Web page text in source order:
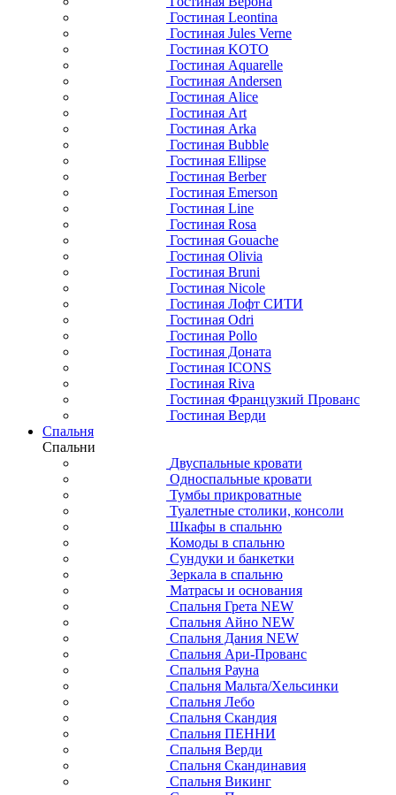
Гостиная Leontina
Гостиная Jules Verne
Гостиная KOTO
Гостиная Aquarelle
Гостиная Andersen
Гостиная Alice
Гостиная Art
Гостиная Arka
Гостиная Bubble
Гостиная Ellipse
Гостиная Berber
Гостиная Emerson
Гостиная Line
Гостиная Rosa
Гостиная Gouache
Гостиная Olivia
Гостиная Bruni
Гостиная Nicole
Гостиная Лофт СИТИ
Гостиная Odri
Гостиная Pollo
Гостиная Доната
Гостиная ICONS
Гостиная Riva
Гостиная Французкий Прованс
Гостиная Верди
Спальня
Спальни
Двуспальные кровати
Односпальные кровати
Тумбы прикроватные
Туалетные столики, консоли
Шкафы в спальню
Комоды в спальню
Сундуки и банкетки
Зеркала в спальню
Матрасы и основания
Спальня Грета NEW
Спальня Айно NEW
Спальня Дания NEW
Спальня Ари-Прованс
Спальня Рауна
Спальня Мальта/Хельсинки
Спальня Лебо
Спальня Скандия
Спальня ПЕННИ
Спальня Верди
Спальня Скандинавия
Спальня Викинг